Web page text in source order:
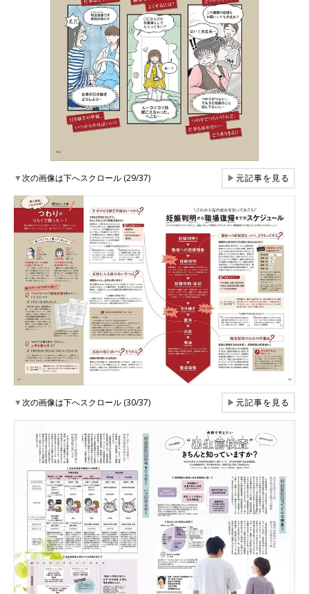
▼次の画像は下へスクロール (29/37) ▶元記事を見る
▼次の画像は下へスクロール (30/37) ▶元記事を見る